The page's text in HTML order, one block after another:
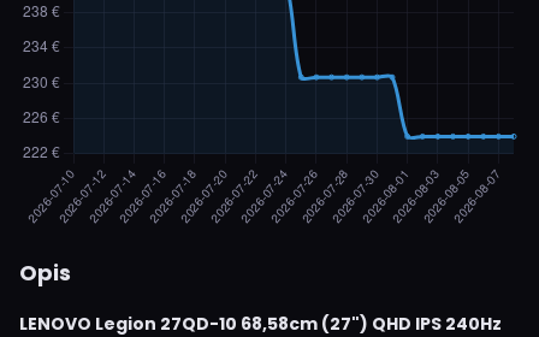
Opis
LENOVO Legion 27QD-10 68,58cm (27") QHD IPS 240Hz